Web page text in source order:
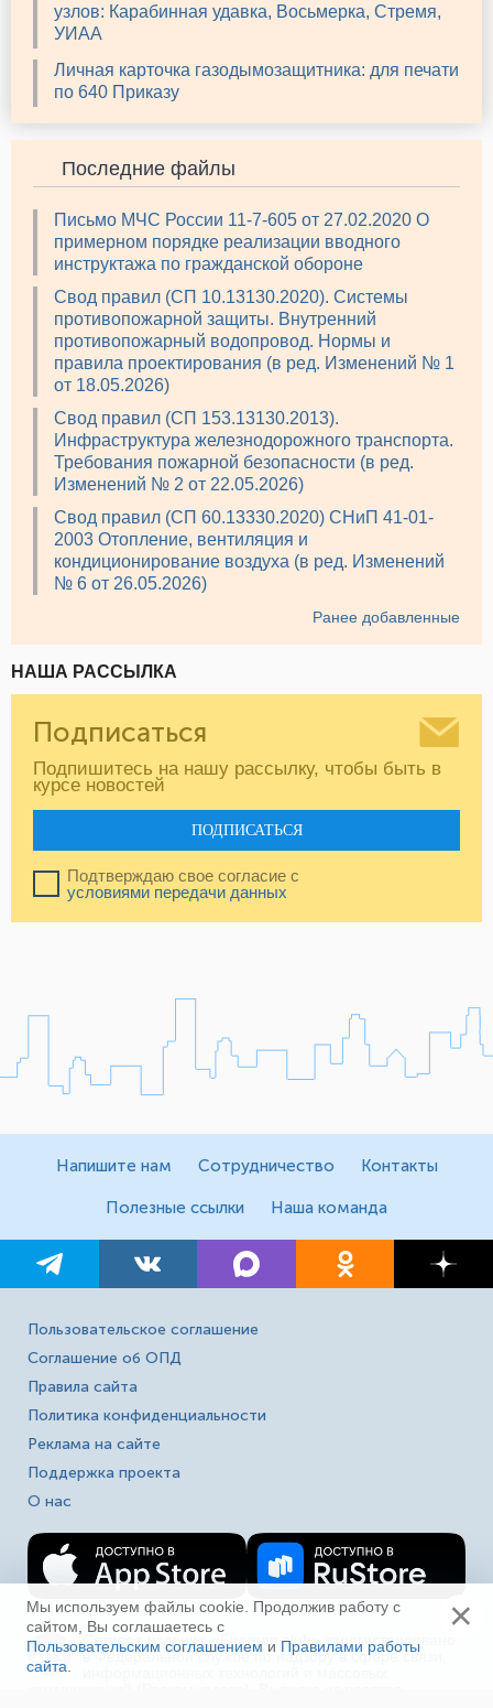
узлов: Карабинная удавка, Восьмерка, Стремя,
УИАА
Личная карточка газодымозащитника: для печати
по 640 Приказу
Последние файлы
Письмо МЧС России 11-7-605 от 27.02.2020 О
примерном порядке реализации вводного
инструктажа по гражданской обороне
Свод правил (СП 10.13130.2020). Системы
противопожарной защиты. Внутренний
противопожарный водопровод. Нормы и
правила проектирования (в ред. Изменений № 1
от 18.05.2026)
Свод правил (СП 153.13130.2013).
Инфраструктура железнодорожного транспорта.
Требования пожарной безопасности (в ред.
Изменений № 2 от 22.05.2026)
Свод правил (СП 60.13330.2020) СНиП 41-01-
2003 Отопление, вентиляция и
кондиционирование воздуха (в ред. Изменений
№ 6 от 26.05.2026)
Ранее добавленные
НАША РАССЫЛКА
Подписаться
Подпишитесь на нашу рассылку, чтобы быть в
курсе новостей
ПОДПИСАТЬСЯ
Подтверждаю свое согласие с
условиями передачи данных
Напишите нам Сотрудничество Контакты
Полезные ссылки Наша команда
Пользовательское соглашение
Соглашение об ОПД
Правила сайта
Политика конфиденциальности
Реклама на сайте
Поддержка проекта
О нас
16+
Сетевое издание «Fireman.club» зарегистрировано
в Федеральной службе по надзору в сфере связи,
Мы используем файлы cookie. Продолжив работу с
сайтом, Вы соглашаетесь с
Пользовательским соглашением и Правилами работы
сайта
×